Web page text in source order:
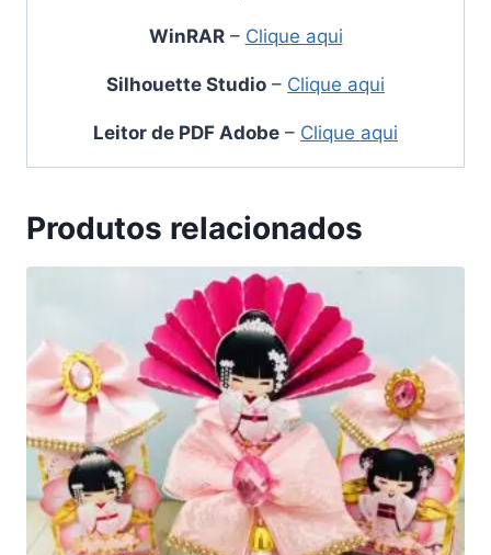
WinRAR– Clique aqui
Silhouette Studio – Clique aqui
Leitor de PDF Adobe – Clique aqui
Produtos relacionados